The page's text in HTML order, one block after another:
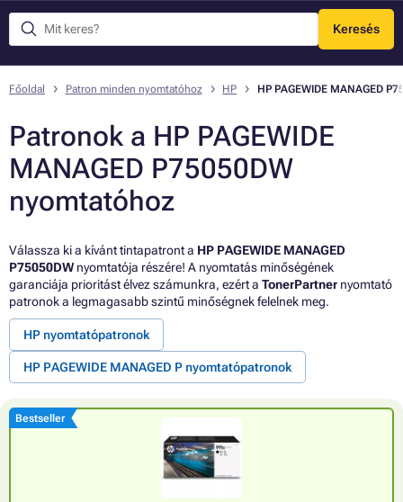
Keresés
Menü
Főoldal Patron minden nyomtatóhoz HP HP PAGEWIDE MANAGED
Patronok a HP PAGEWIDE
MANAGED P75050DW
nyomtatóhoz
Válassza ki a kívánt tintapatront a HP PAGEWIDE MANAGED
P75050DW nyomtatója részére! A nyomtatás minőségének
garanciája prioritást élvez számunkra, ezért a TonerPartner nyomtató
patronok a legmagasabb szintű minőségnek felelnek meg.
HP nyomtatópatronok
HP PAGEWIDE MANAGED P nyomtatópatronok
Bestseller